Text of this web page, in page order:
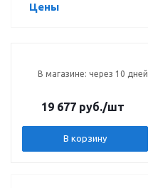
Цены
В магазине: через 10 дней
19 677 руб./шт
В корзину